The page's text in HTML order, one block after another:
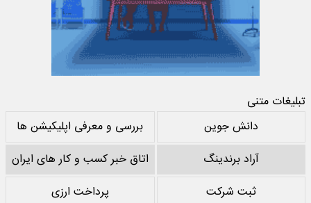
تبلیغات متنی
دانش جوین
بررسی و معرفی اپلیکیشن ها
آراد برندینگ
اتاق خبر کسب و کار های ایران
ثبت شرکت
پرداخت ارزی